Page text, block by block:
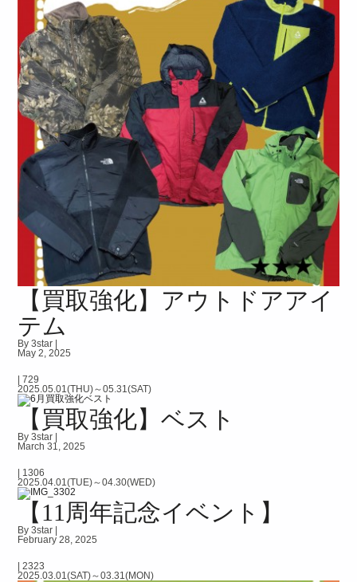
【買取強化】アウトドアアイ
テム
By 3star |
May 2, 2025
|729
2025.05.01(THU)～05.31(SAT)
【買取強化】ベスト
By 3star |
March 31, 2025
| 1306
2025.04.01(TUE)～04.30(WED)
【11周年記念イベント】
By 3star |
February 28, 2025
|2323
2025.03.01(SAT)～03.31(MON)